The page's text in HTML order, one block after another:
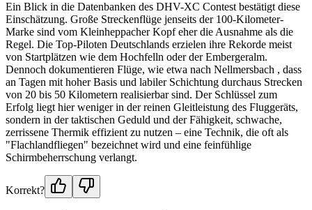
Ein Blick in die Datenbanken des DHV-XC Contest bestätigt diese
Einschätzung. Große Streckenflüge jenseits der 100-Kilometer-
Marke sind vom Kleinheppacher Kopf eher die Ausnahme als die
Regel. Die Top-Piloten Deutschlands erzielen ihre Rekorde meist
von Startplätzen wie dem Hochfelln oder der Embergeralm.
Dennoch dokumentieren Flüge, wie etwa nach Nellmersbach , dass
an Tagen mit hoher Basis und labiler Schichtung durchaus Strecken
von 20 bis 50 Kilometern realisierbar sind. Der Schlüssel zum
Erfolg liegt hier weniger in der reinen Gleitleistung des Fluggeräts,
sondern in der taktischen Geduld und der Fähigkeit, schwache,
zerrissene Thermik effizient zu nutzen – eine Technik, die oft als
"Flachlandfliegen" bezeichnet wird und eine feinfühlige
Schirmbeherrschung verlangt.
Korrekt?